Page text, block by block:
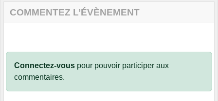
COMMENTEZ L’ÉVÈNEMENT
Connectez-vous pour pouvoir participer aux
commentaires.